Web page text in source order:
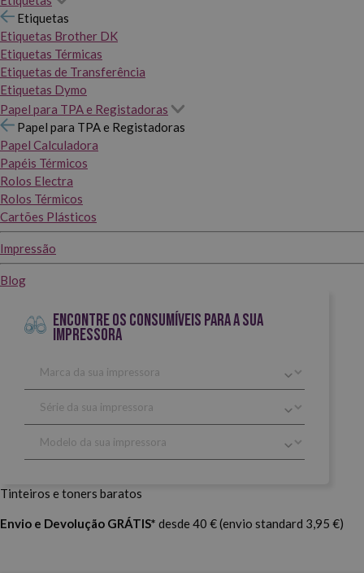
Etiquetas
Etiquetas Brother DK
Etiquetas Térmicas
Etiquetas de Transferência
Etiquetas Dymo
Papel para TPA e Registadoras
Papel para TPA e Registadoras
Papel Calculadora
Papéis Térmicos
Rolos Electra
Rolos Térmicos
Cartões Plásticos
Impressão
Blog
ENCONTRE OS CONSUMÍVEIS PARA A SUA
IMPRESSORA
Tinteiros e toners baratos
Envio e Devolução GRÁTIS* desde 40 € (envio standard 3,95 €)